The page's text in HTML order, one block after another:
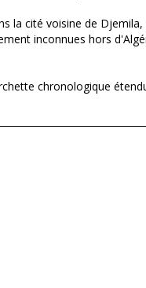
cité voisine de
inconnues hors
chronologique